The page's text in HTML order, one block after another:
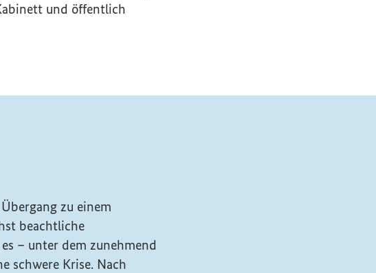
und öffentlich
zu einem
beachtliche
– unter dem zunehmend
schwere Krise. Nach